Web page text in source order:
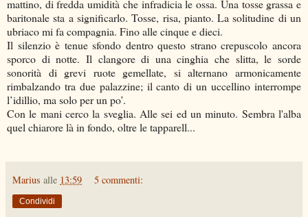
mattino, di fredda umidità che infradicia le ossa. Una tosse grassa e
baritonale sta a significarlo. Tosse, risa, pianto. La solitudine di un
ubriaco mi fa compagnia. Fino alle cinque e dieci.
Il silenzio è tenue sfondo dentro questo strano crepuscolo ancora
sporco di notte. Il clangore di una cinghia che slitta, le sorde
sonorità di grevi ruote gemellate, si alternano armonicamente
rimbalzando tra due palazzine; il canto di un uccellino interrompe
l’idillio, ma solo per un po’.
Con le mani cerco la sveglia. Alle sei ed un minuto. Sembra l'alba
quel chiarore là in fondo, oltre le tapparell...
Marius alle 13:59 5 commenti:
Condividi